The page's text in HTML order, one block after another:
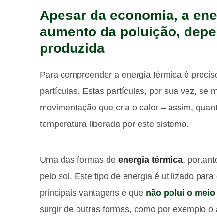
Apesar da economia, a
aumento da poluição,
produzida
Para compreender a energia térmica é
partículas. Estas partículas, por sua vez, se
movimentação que cria o calor – assim,
temperatura liberada por este sistema.
Uma das formas de energia térmica,
pelo sol. Este tipo de energia é utilizado
principais vantagens é que não polui o
surgir de outras formas, como por exemplo